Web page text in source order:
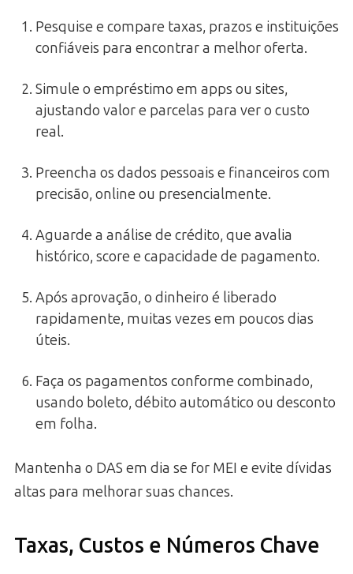
Pesquise e compare taxas, prazos e instituições
confiáveis para encontrar a melhor oferta.
Simule o empréstimo em apps ou sites,
ajustando valor e parcelas para ver o custo
real.
Preencha os dados pessoais e financeiros com
precisão, online ou presencialmente.
Aguarde a análise de crédito, que avalia
histórico, score e capacidade de pagamento.
Após aprovação, o dinheiro é liberado
rapidamente, muitas vezes em poucos dias
úteis.
Faça os pagamentos conforme combinado,
usando boleto, débito automático ou desconto
em folha.
Mantenha o DAS em dia se for MEI e evite dívidas
altas para melhorar suas chances.
Taxas, Custos e Números Chave